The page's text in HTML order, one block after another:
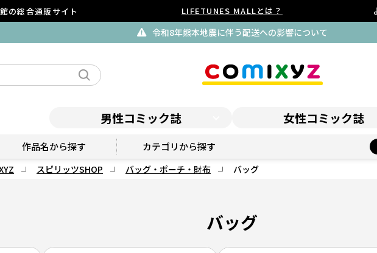
の総合通販サイト LIFETUNES MALLとは？
令和8年熊本地震に伴う配送への影響について
男性コミック誌 女性コミック誌
作品名から探す カテゴリから探す
スピリッツSHOP バッグ・ポーチ・財布 バッグ
バッグ